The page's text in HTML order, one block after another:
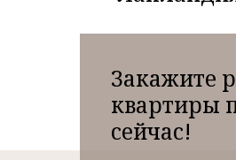
Закажите
квартиры
сейчас!